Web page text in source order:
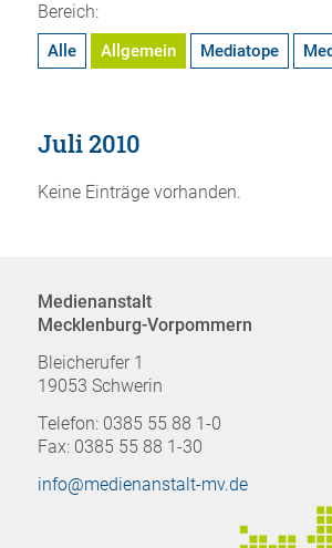
Bereich:
Alle Allgemein Mediatope
Juli 2010
Keine Einträge vorhanden.
Medienanstalt
Mecklenburg-Vorpommern
Bleicherufer 1
19053 Schwerin
Telefon: 0385 55 88 1-0
Fax: 0385 55 88 1-30
info@medienanstalt-mv.de